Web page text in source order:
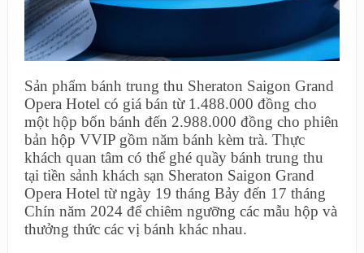
Sản phẩm bánh trung thu Sheraton Saigon Grand
Opera Hotel có giá bán từ 1.488.000 đồng cho
một hộp bốn bánh đến 2.988.000 đồng cho phiên
bản hộp VVIP gồm năm bánh kèm trà. Thực
khách quan tâm có thể ghé quầy bánh trung thu
tại tiền sảnh khách sạn Sheraton Saigon Grand
Opera Hotel từ ngày 19 tháng Bảy đến 17 tháng
Chín năm 2024 để chiêm ngưỡng các mẫu hộp và
thưởng thức các vị bánh khác nhau.